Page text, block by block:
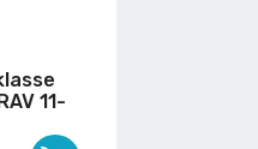
11-